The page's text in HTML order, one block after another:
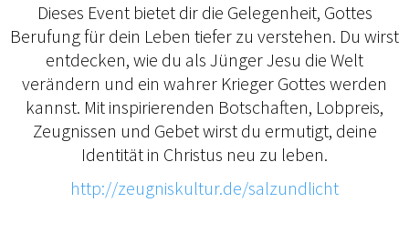
Dieses Event bietet dir die Gelegenheit, Gottes
Berufung für dein Leben tiefer zu verstehen. Du wirst
entdecken, wie du als Jünger Jesu die Welt
verändern und ein wahrer Krieger Gottes werden
kannst. Mit inspirierenden Botschaften, Lobpreis,
Zeugnissen und Gebet wirst du ermutigt, deine
Identität in Christus neu zu leben.
http://zeugniskultur.de/salzundlicht